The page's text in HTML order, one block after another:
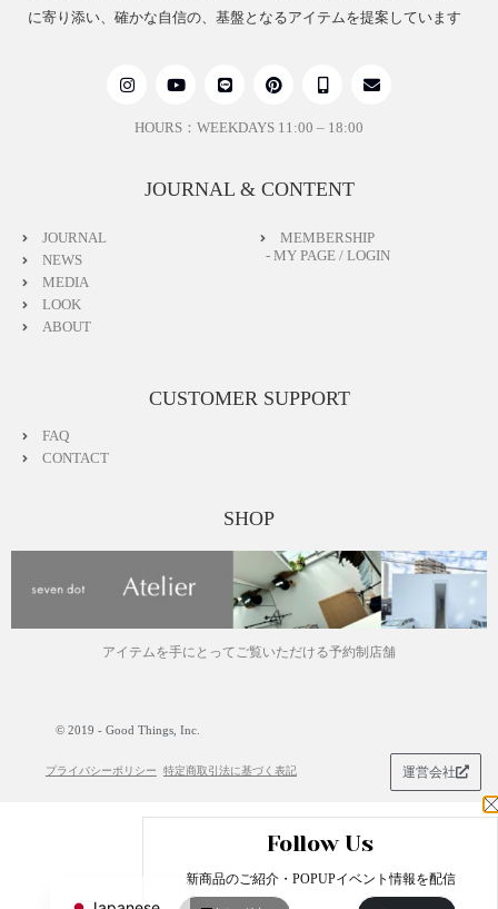
に寄り添い、確かな自信の、基盤となるアイテムを提案しています
HOURS：WEEKDAYS 11:00 – 18:00
JOURNAL & CONTENT
JOURNAL
NEWS
MEDIA
LOOK
ABOUT
MEMBERSHIP
- MY PAGE / LOGIN
CUSTOMER SUPPORT
FAQ
CONTACT
SHOP
アイテムを手にとってご覧いただける予約制店舗
© 2019 - Good Things, Inc.
プライバシーポリシー 特定商取引法に基づく表記 運営会社
Follow Us
新商品のご紹介・POPUPイベント情報を配信